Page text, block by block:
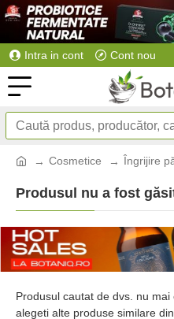
Intra in cont Cont nou
Cosmetice Îngrijire
Produsul nu a fost
Produsul cautat de dvs. nu
alegeti alte produse similare